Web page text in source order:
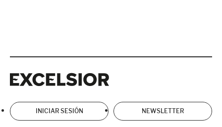
INICIAR SESIÓN NEWSLETTER